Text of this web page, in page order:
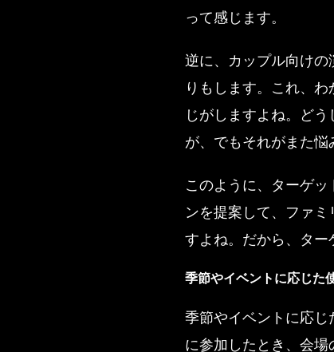
って感じます。
逆に、カップル向け
りもします。これ、
じがしますよね。ど
が、でもそれがまた悩
このように、ターゲ
ンを提案して、ファ
すよね。だから、ター
季節やイベントに応じた
季節やイベントに応
に参加したとき、会